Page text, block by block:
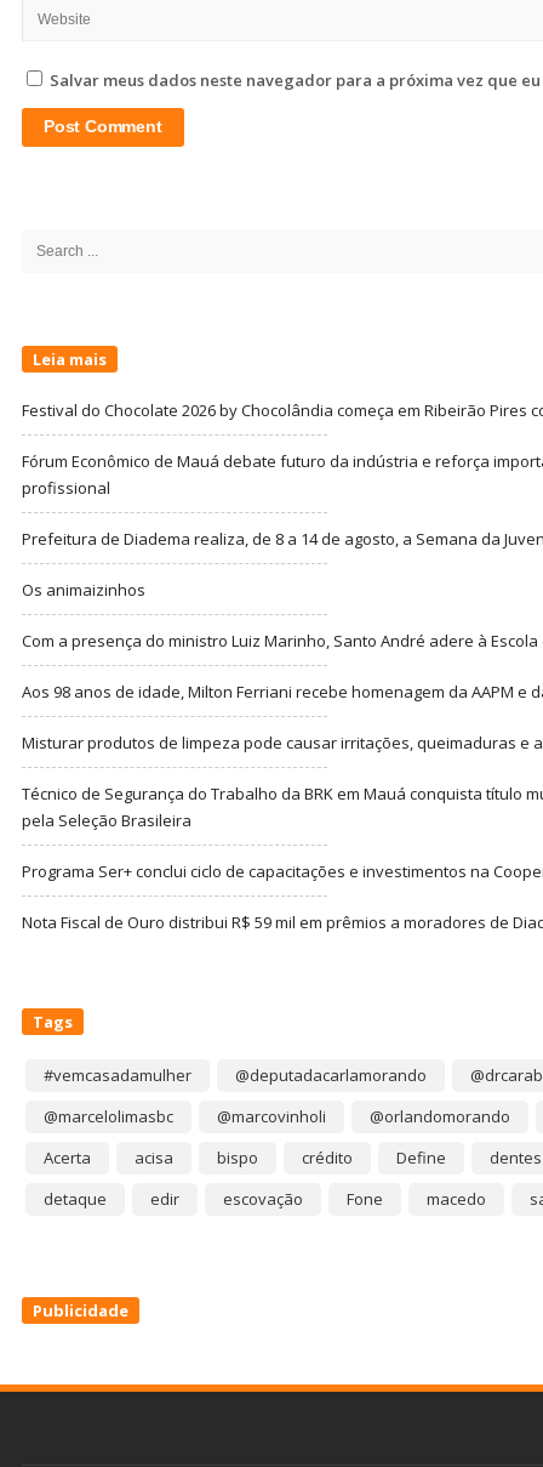
Salvar meus dados neste navegador para a próxima vez que
Search
Leia mais
Festival do Chocolate 2026 by Chocolândia começa em Ribeirão Pires
Fórum Econômico de Mauá debate futuro da indústria e reforça
profissional
Prefeitura de Diadema realiza, de 8 a 14 de agosto, a Semana da
Os animaizinhos
Com a presença do ministro Luiz Marinho, Santo André adere à
Aos 98 anos de idade, Milton Ferriani recebe homenagem da AAPM e
Misturar produtos de limpeza pode causar irritações, queimaduras e
Técnico de Segurança do Trabalho da BRK em Mauá conquista título
pela Seleção Brasileira
Programa Ser+ conclui ciclo de capacitações e investimentos na
Nota Fiscal de Ouro distribui R$ 59 mil em prêmios a moradores de
Tags
#vemcasadamulher @deputadacarlamorando
@marcelolimasbc
@marcovinholi
@orlandomorando
Acerta
acisa bispo crédito Define
dentes
detaque
edir escovação Fone macedo
Publicidade